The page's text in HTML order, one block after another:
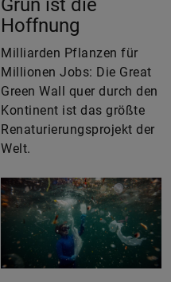
Grün ist die
Hoffnung
Milliarden Pflanzen für
Millionen Jobs: Die Great
Green Wall quer durch den
Kontinent ist das größte
Renaturierungsprojekt der
Welt.